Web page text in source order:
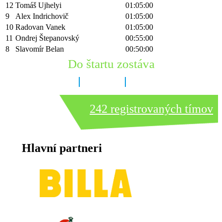
12 Tomáš Ujhelyi
01:05:00
9
Alex Indrichovič
01:05:00
10 Radovan Vanek
01:05:00
11 Ondrej Štepanovský
00:55:00
8
Slavomír Belan 00:50:00
Do štartu zostáva
242 registrovaných tímov
Hlavní partneri